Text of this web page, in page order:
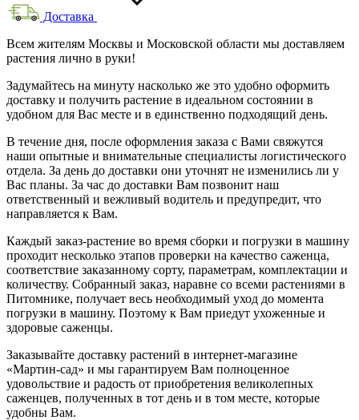
Доставка
Всем жителям Москвы и Московской области мы доставляем
растения лично в руки!
Задумайтесь на минуту насколько же это удобно оформить
доставку и получить растение в идеальном состоянии в
удобном для Вас месте и в единственно подходящий день.
В течение дня, после оформления заказа с Вами свяжутся
наши опытные и внимательные специалисты логистического
отдела. За день до доставки они уточнят не изменились ли у
Вас планы. За час до доставки Вам позвонит наш
ответственный и вежливый водитель и предупредит, что
направляется к Вам.
Каждый заказ-растение во время сборки и погрузки в машину
проходит несколько этапов проверки на качество саженца,
соответствие заказанному сорту, параметрам, комплектации и
количеству. Собранный заказ, наравне со всеми растениями в
Питомнике, получает весь необходимый уход до момента
погрузки в машину. Поэтому к Вам приедут ухоженные и
здоровые саженцы.
Заказывайте доставку растений в интернет-магазине
«Мартин-сад» и мы гарантируем Вам полноценное
удовольствие и радость от приобретения великолепных
саженцев, полученных в тот день и в том месте, которые
удобны Вам.